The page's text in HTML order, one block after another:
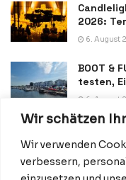
Wir schätzen
Wir verwenden
verbessern,
2026:
6. August
BOOT &
testen,
6. August